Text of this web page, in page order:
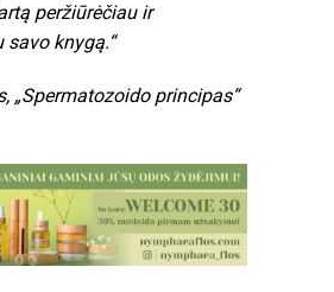
peržiūrėčiau ir
knygą.“
„Spermatozoido principas“